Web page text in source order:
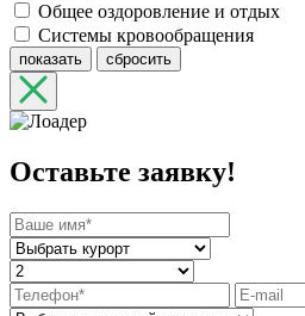
Общее оздоровление и отдых
Системы кровообращения
показать сбросить
Оставьте заявку!